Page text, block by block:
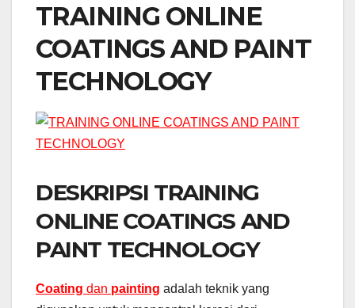
TRAINING ONLINE
COATINGS AND PAINT
TECHNOLOGY
DESKRIPSI TRAINING
ONLINE COATINGS AND
PAINT TECHNOLOGY
Coating dan painting adalah teknik yang